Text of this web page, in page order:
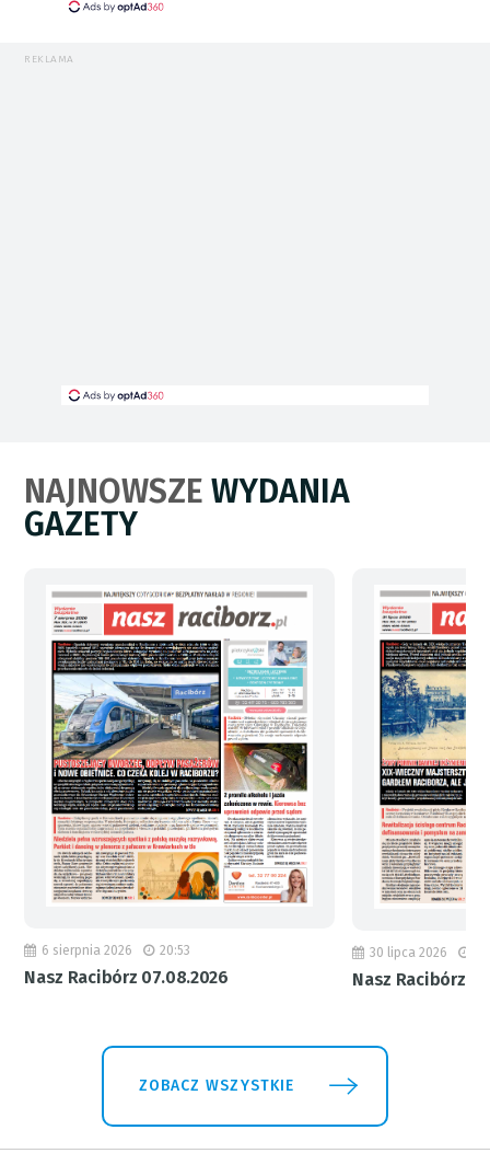
REKLAMA
NAJNOWSZEWYDANIA
GAZETY
6 sierpnia 2026 20:53
Nasz Racibórz 07.08.2026
30 lipca 2026
Nasz Racibórz
ZOBACZ WSZYSTKIE